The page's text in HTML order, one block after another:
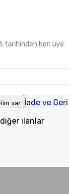
tarihinden beri üye
var İade ve
ilanlar